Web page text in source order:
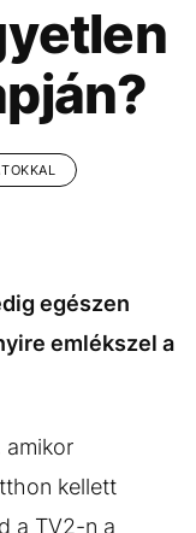
egészen
emlékszel a
amikor
kellett
a TV2-n a